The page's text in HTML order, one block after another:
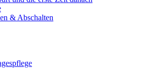
& Abschalten